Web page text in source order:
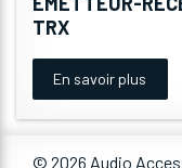
TRX
En savoir plus
© 2026 Audio